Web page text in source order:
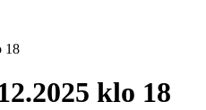
18
klo 18